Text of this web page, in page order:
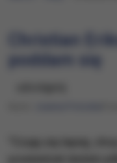
Christian
poddam się